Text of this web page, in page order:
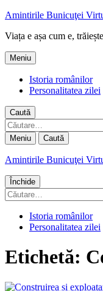
Amintirile Bunicuţei
Viața e așa cum e,
Meniu
Istoria românilor
Personalitatea zilei
Caută
Caută
după:
Meniu Caută
Amintirile Bunicuţei
Închide
Caută
după:
Istoria românilor
Personalitatea zilei
Etichetă: